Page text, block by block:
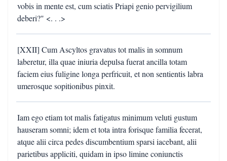
vobis in mente est, cum sciatis Priapi genio pervigilium
deberi?" <. . .>
[XXII] Cum Ascyltos gravatus tot malis in somnum
laberetur, illa quae iniuria depulsa fuerat ancilla totam
faciem eius fuligine longa perfricuit, et non sentientis labra
umerosque sopitionibus pinxit.
Iam ego etiam tot malis fatigatus minimum veluti gustum
hauseram somni; idem et tota intra forisque familia fecerat,
atque alii circa pedes discumbentium sparsi iacebant, alii
parietibus appliciti, quidam in ipso limine coniunctis